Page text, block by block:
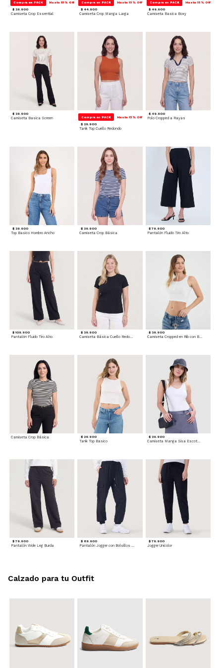
Compra en PACK Hasta 15% Off
$ 39.900
Camiseta Crop Essential
Compra en PACK Hasta 15% Off
$ 44.900
Camiseta Crop Manga Larga
Compra en PACK Hasta 15% Off
$ 49.900
Camiseta Basica Boxy
$ 39.900
Camiseta Basica Screen Compra en PACK Hasta 15% Off
$ 29.900
Tank Top Cuello Redondo
$ 49.900
Polo Cropped a Rayas
$ 39.900
Top Basico Hombro Ancho
$ 39.900
Camiseta Crop Básica
$ 79.900
Pantalón Fluido Tiro Alto
$ 109.900
Pantalón Fluido Tiro Alto
$ 39.900
Camiseta Básica Cuello Redondo
$ 39.900
Camiseta Cropped en Rib con Botones
Camiseta Crop Básica $ 29.900
Tank Top Basico
$ 29.900
Camiseta Manga Sisa Escotada
$ 79.900
Pantalón Wide Leg Burda
$ 89.900
Pantalón Jogger con Bolsillos Cargo
$ 79.900
Jogger Unicolor
Calzado para tu Outfit